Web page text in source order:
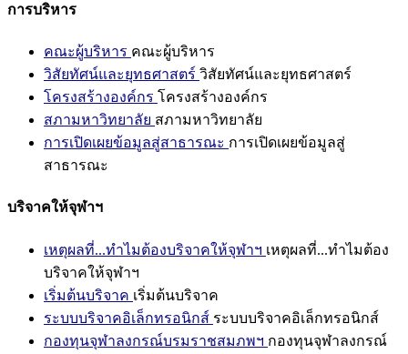
การบริหาร
คณะผู้บริหาร คณะผู้บริหาร
วิสัยทัศน์และยุทธศาสตร์ วิสัยทัศน์และยุทธศาสตร์
โครงสร้างองค์กร โครงสร้างองค์กร
สภามหาวิทยาลัย สภามหาวิทยาลัย
การเปิดเผยข้อมูลสู่สาธารณะ การเปิดเผยข้อมูลสู่
สาธารณะ
บริจาคให้จุฬาฯ
เหตุผลที่...ทำไมต้องบริจาคให้จุฬาฯ เหตุผลที่...ทำไมต้อง
บริจาคให้จุฬาฯ
เริ่มต้นบริจาค เริ่มต้นบริจาค
ระบบบริจาคอิเล็กทรอนิกส์ ระบบบริจาคอิเล็กทรอนิกส์
กองทุนจุฬาลงกรณ์บรมราชสมภพฯ กองทุนจุฬาลงกรณ์